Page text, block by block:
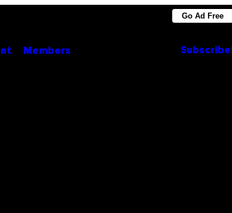
Go Ad Free
Members Subscribe